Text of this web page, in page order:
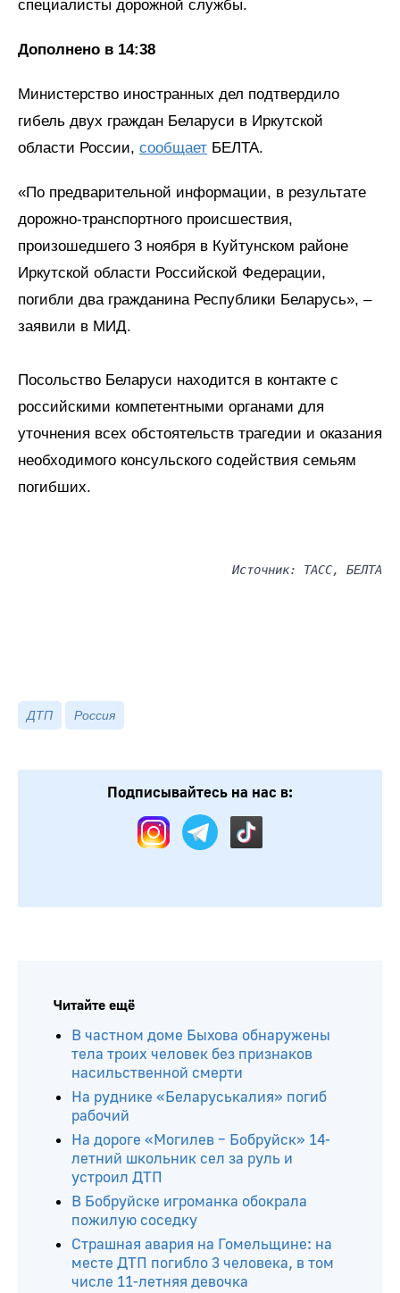
специалисты дорожной службы.
Дополнено в 14:38
Министерство иностранных дел подтвердило
гибель двух граждан Беларуси в Иркутской
области России, сообщает БЕЛТА.
«По предварительной информации, в результате
дорожно-транспортного происшествия,
произошедшего 3 ноября в Куйтунском районе
Иркутской области Российской Федерации,
погибли два гражданина Республики Беларусь», –
заявили в МИД.
Посольство Беларуси находится в контакте с
российскими компетентными органами для
уточнения всех обстоятельств трагедии и оказания
необходимого консульского содействия семьям
погибших.
Источник: ТАСС, БЕЛТА
ДТП Россия
Подписывайтесь на нас в:
Читайте ещё
В частном доме Быхова обнаружены
тела троих человек без признаков
насильственной смерти
На руднике «Беларуськалия» погиб
рабочий
На дороге «Могилев – Бобруйск» 14-
летний школьник сел за руль и
устроил ДТП
В Бобруйске игроманка обокрала
пожилую соседку
Страшная авария на Гомельщине: на
месте ДТП погибло 3 человека, в том
числе 11-летняя девочка